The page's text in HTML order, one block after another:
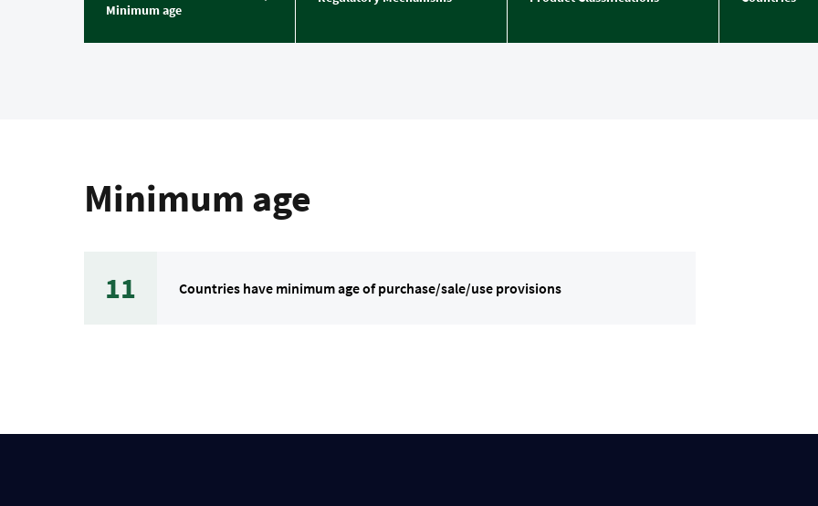
Minimum age
Minimum age
11 Countries have minimum age of purchase/sale/use provisions